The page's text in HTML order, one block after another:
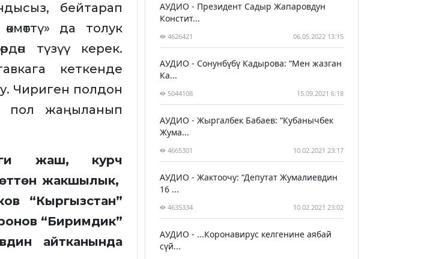
бейтарап
да толук
түзүү керек.
кеткенде
Чириген полдон
пол жаңыланып
жаш, курч
жакшылык,
“Кыргызстан”
“Биримдик”
айтканында
АУДИО - Президент Садыр Жапаровдун
Констит...
4626421 06.05.2022 13:15
АУДИО - Сонунбүбү Кадырова: “Мен жазган
Ка...
5044108 15.09.2021 6:18
АУДИО - Жыргалбек Бабаев: “Кубанычбек
Жума...
4665301 10.02.2021 23:17
АУДИО - Жактоочу: “Депутат Жумалиевдин
16 ...
4635334 10.02.2021 23:02
АУДИО - ...Коронавирус келгенине аябай
сүй...